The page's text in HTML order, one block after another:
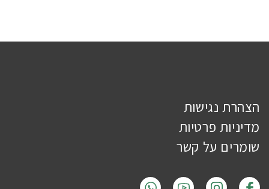
הצהרת נגישות
מדיניות פרטיות
שומרים על קשר